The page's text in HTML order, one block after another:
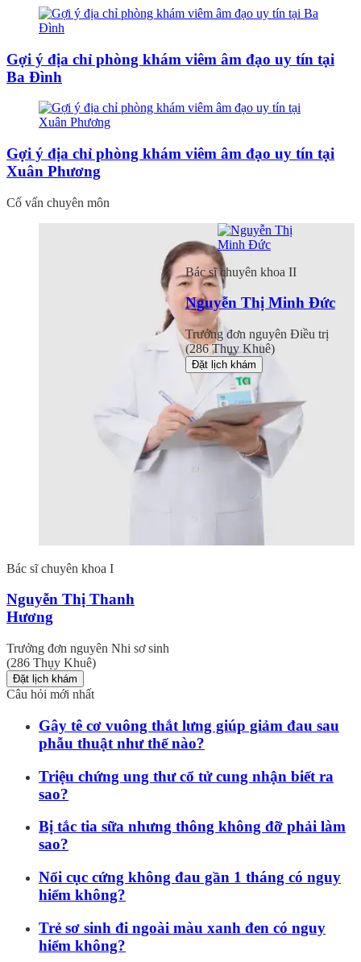
Gợi ý địa chỉ phòng khám viêm âm đạo uy tín tại
Ba Đình
Gợi ý địa chỉ phòng khám viêm âm đạo uy tín tại
Xuân Phương
Cố vấn chuyên môn
Bác sĩ chuyên khoa I
Nguyễn Thị Thanh
Hương
Trưởng đơn nguyên Nhi sơ sinh
(286 Thụy Khuê)
Đặt lịch khám
Bác sĩ chuyên khoa II
Nguyễn Thị Minh Đức
Trưởng đơn nguyên Điều trị
(286 Thụy Khuê)
Đặt lịch khám
Câu hỏi mới nhất
Gây tê cơ vuông thắt lưng giúp giảm đau sau
phẫu thuật như thế nào?
Triệu chứng ung thư cổ tử cung nhận biết ra
sao?
Bị tắc tia sữa nhưng thông không đỡ phải làm
sao?
Nổi cục cứng không đau gần 1 tháng có nguy
hiểm không?
Trẻ sơ sinh đi ngoài màu xanh đen có nguy
hiểm không?